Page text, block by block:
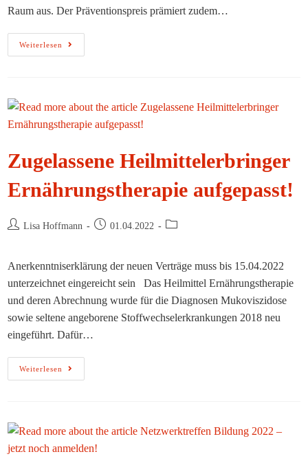
Raum aus. Der Präventionspreis prämiert zudem…
Weiterlesen
DAG
E.
Präventionspreis
Aus!
Zugelassene Heilmittelerbringer
Ernährungstherapie aufgepasst!
Beitrags-Lisa Hoffmann
Beitrag01.04.2022
Beitrags-
Anerkenntniserklärung der neuen Verträge muss bis 15.04.2022
unterzeichnet eingereicht sein Das Heilmittel Ernährungstherapie
und deren Abrechnung wurde für die Diagnosen Mukoviszidose
sowie seltene angeborene Stoffwechselerkrankungen 2018 neu
eingeführt. Dafür…
Weiterlesen
Zugelassene
Heilmittelerbringer